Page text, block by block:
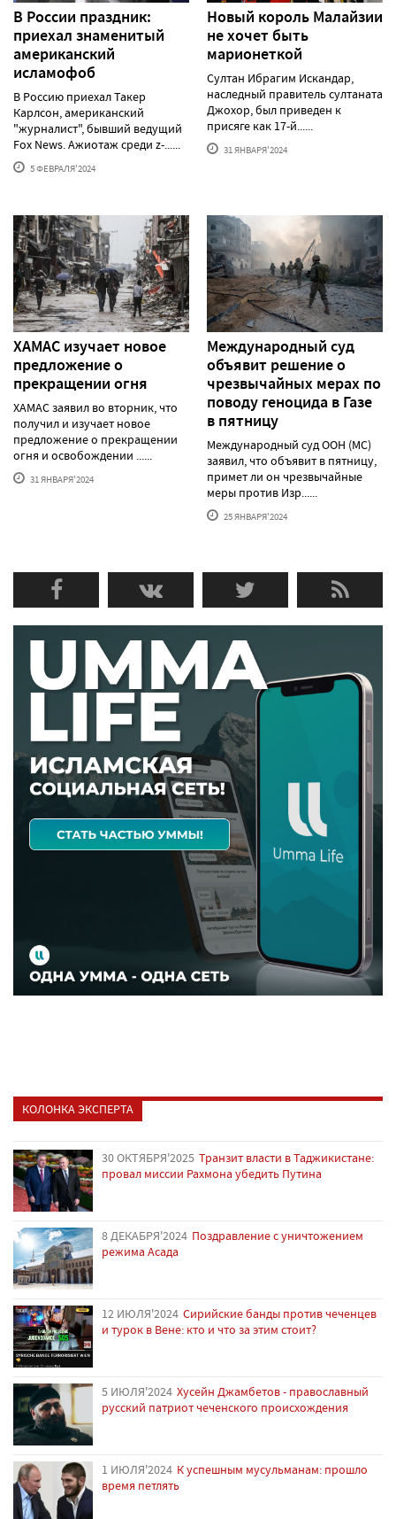
В России праздник:
приехал знаменитый
американский
исламофоб
В Россию приехал Такер
Карлсон, американский
"журналист", бывший ведущий
Fox News. Ажиотаж среди z-......
5 ФЕВРАЛЯ'2024
Новый король Малайзии
не хочет быть
марионеткой
Султан Ибрагим Искандар,
наследный правитель султаната
Джохор, был приведен к
присяге как 17-й......
31 ЯНВАРЯ'2024
ХАМАС изучает новое
предложение о
прекращении огня
ХАМАС заявил во вторник, что
получил и изучает новое
предложение о прекращении
огня и освобождении ......
31 ЯНВАРЯ'2024
Международный суд
объявит решение о
чрезвычайных мерах по
поводу геноцида в Газе
в пятницу
Международный суд ООН (МС)
заявил, что объявит в пятницу,
примет ли он чрезвычайные
меры против Изр......
25 ЯНВАРЯ'2024
КОЛОНКА ЭКСПЕРТА
30 ОКТЯБРЯ'2025 Транзит власти в Таджикистане:
провал миссии Рахмона убедить Путина
8 ДЕКАБРЯ'2024 Поздравление с уничтожением
режима Асада
12 ИЮЛЯ'2024 Сирийские банды против чеченцев
и турок в Вене: кто и что за этим стоит?
5 ИЮЛЯ'2024 Хусейн Джамбетов - православный
русский патриот чеченского происхождения
1 ИЮЛЯ'2024 К успешным мусульманам: прошло
время петлять